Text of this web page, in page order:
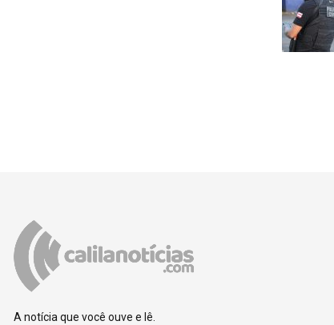
A notícia que você ouve e lê.